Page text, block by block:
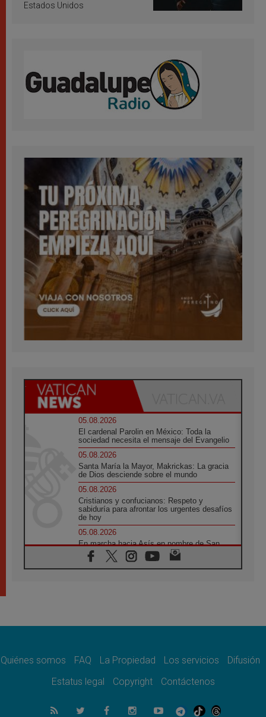
Estados Unidos
05.08.2026
El cardenal Parolin en México: Toda la
sociedad necesita el mensaje del Evangelio
05.08.2026
Santa María la Mayor, Makrickas: La gracia
de Dios desciende sobre el mundo
05.08.2026
Cristianos y confucianos: Respeto y
sabiduría para afrontar los urgentes desafíos
de hoy
05.08.2026
En marcha hacia Asís en nombre de San
Francisco, a la espera de León
05.08.2026
quienes bendicen la guerra
Ucrania: Ataque masivo en Kyiv durante la
05.08.2026
Quiénes somos FAQ La Propiedad Los servicios
Difusión
Estatus legal
Copyright Contáctenos